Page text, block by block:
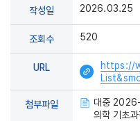
작성일 2026.03.25
조회수 520
URL
https://
첨부파일
대중
의학 기초